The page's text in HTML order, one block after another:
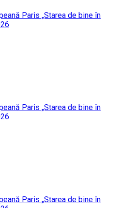
Paris „Starea de bine în
Paris „Starea de bine în
Paris „Starea de bine în